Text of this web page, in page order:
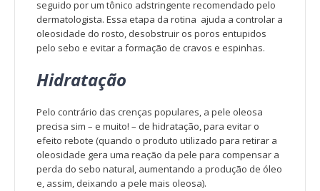
seguido por um tônico adstringente recomendado pelo
dermatologista. Essa etapa da rotina ajuda a controlar a
oleosidade do rosto, desobstruir os poros entupidos
pelo sebo e evitar a formação de cravos e espinhas.
Hidratação
Pelo contrário das crenças populares, a pele oleosa
precisa sim – e muito! – de hidratação, para evitar o
efeito rebote (quando o produto utilizado para retirar a
oleosidade gera uma reação da pele para compensar a
perda do sebo natural, aumentando a produção de óleo
e, assim, deixando a pele mais oleosa).